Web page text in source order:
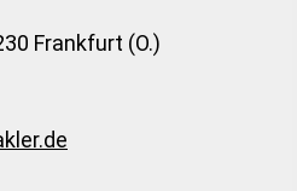
Frankfurt (O.)